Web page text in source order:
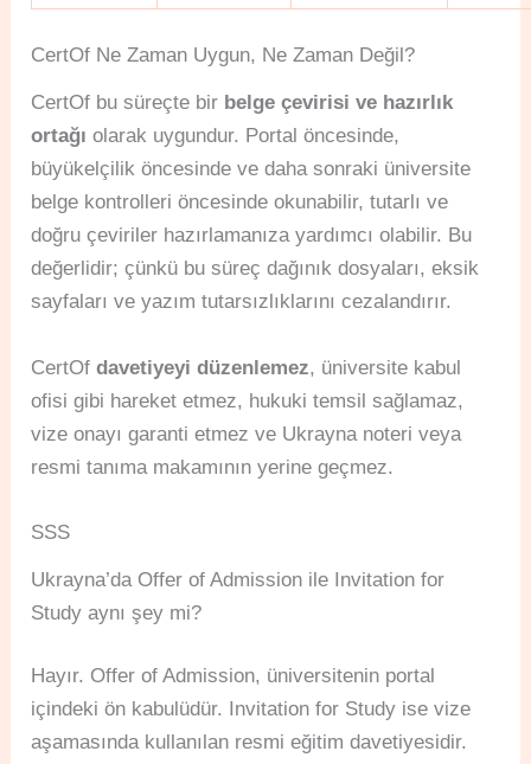
CertOf Ne Zaman Uygun, Ne Zaman Değil?
CertOf bu süreçte bir belge çevirisi ve hazırlık
ortağı olarak uygundur. Portal öncesinde,
büyükelçilik öncesinde ve daha sonraki üniversite
belge kontrolleri öncesinde okunabilir, tutarlı ve
doğru çeviriler hazırlamanıza yardımcı olabilir. Bu
değerlidir; çünkü bu süreç dağınık dosyaları, eksik
sayfaları ve yazım tutarsızlıklarını cezalandırır.
CertOfdavetiyeyi düzenlemez, üniversite kabul
ofisi gibi hareket etmez, hukuki temsil sağlamaz,
vize onayı garanti etmez ve Ukrayna noteri veya
resmi tanıma makamının yerine geçmez.
SSS
Ukrayna’da Offer of Admission ile Invitation for
Study aynı şey mi?
Hayır. Offer of Admission, üniversitenin portal
içindeki ön kabulüdür. Invitation for Study ise vize
aşamasında kullanılan resmi eğitim davetiyesidir.